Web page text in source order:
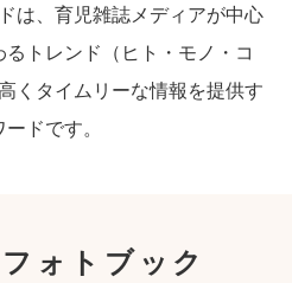
は、育児雑誌メディアが中心
トレンド（ヒト・モノ・コ
くタイムリーな情報を提供す
ドです。
ォトブック